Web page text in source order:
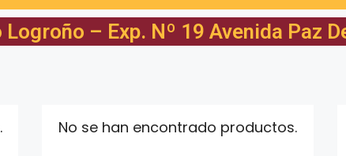
Logroño – Exp. Nº 19 Avenida Paz
No se han encontrado productos.